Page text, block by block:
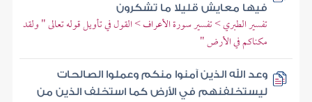
فيها معايش قليلا ما تشكرون
تفسير الطبري > تفسير سورة الأعراف > القول في تأويل قوله تعالى " ولقد
مكناكم في الأرض "
وعد الله الذين آمنوا منكم وعملوا الصالحات
ليستخلفنهم في الأرض كما استخلف الذين من